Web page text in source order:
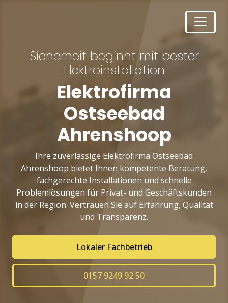
Sicherheit beginnt mit bester
Elektroinstallation
Elektrofirma
Ostseebad
Ahrenshoop
Ihre zuverlässige Elektrofirma Ostseebad
Ahrenshoop bietet Ihnen kompetente Beratung,
fachgerechte Installationen und schnelle
Problemlösungen für Privat- und Geschäftskunden
in der Region. Vertrauen Sie auf Erfahrung, Qualität
und Transparenz.
Lokaler Fachbetrieb
0157 9249 92 50